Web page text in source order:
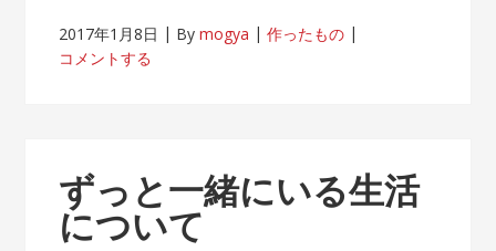
2017年1月8日 Bymogya
作ったもの
コメントする
ずっと一緒にいる生活
について